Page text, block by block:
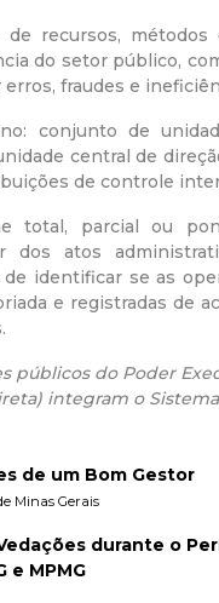
recursos, métodos
do setor público,
fraudes e
conjunto de
central de
de controle
total, parcial ou
dos atos
identificar se as
e registradas de
públicos do Poder
integram o
de um Bom Gestor
Minas Gerais
durante o
e MPMG